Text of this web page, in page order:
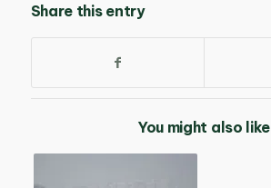
Share this entry
You might also like